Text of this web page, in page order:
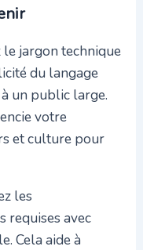
le jargon technique
du langage
un public large.
votre
et culture pour
les
requises avec
Cela aide à